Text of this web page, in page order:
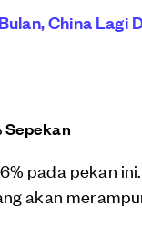
China Lagi
Sepekan
pada pekan
akan